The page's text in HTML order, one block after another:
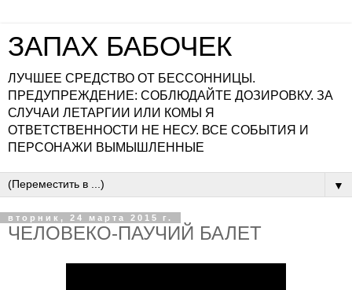
ЗАПАХ БАБОЧЕК
ЛУЧШЕЕ СРЕДСТВО ОТ БЕССОННИЦЫ.
ПРЕДУПРЕЖДЕНИЕ: СОБЛЮДАЙТЕ ДОЗИРОВКУ. ЗА
СЛУЧАИ ЛЕТАРГИИ ИЛИ КОМЫ Я
ОТВЕТСТВЕННОСТИ НЕ НЕСУ. ВСЕ СОБЫТИЯ И
ПЕРСОНАЖИ ВЫМЫШЛЕННЫЕ
▼
вторник, 24 марта 2015 г.
ЧЕЛОВЕКО-ПАУЧИЙ БАЛЕТ